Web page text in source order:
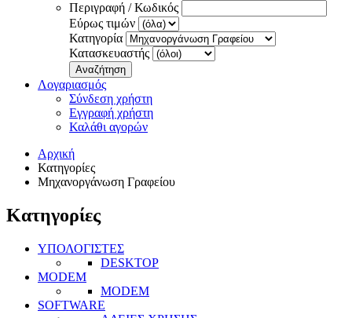
Περιγραφή / Κωδικός
Εύρως τιμών
Κατηγορία
Κατασκευαστής
Αναζήτηση
Λογαριασμός
Σύνδεση χρήστη
Εγγραφή χρήστη
Καλάθι αγορών
Αρχική
Κατηγορίες
Μηχανοργάνωση Γραφείου
Κατηγορίες
ΥΠΟΛΟΓΙΣΤΕΣ
DESKTOP
MODEM
MODEM
SOFTWARE